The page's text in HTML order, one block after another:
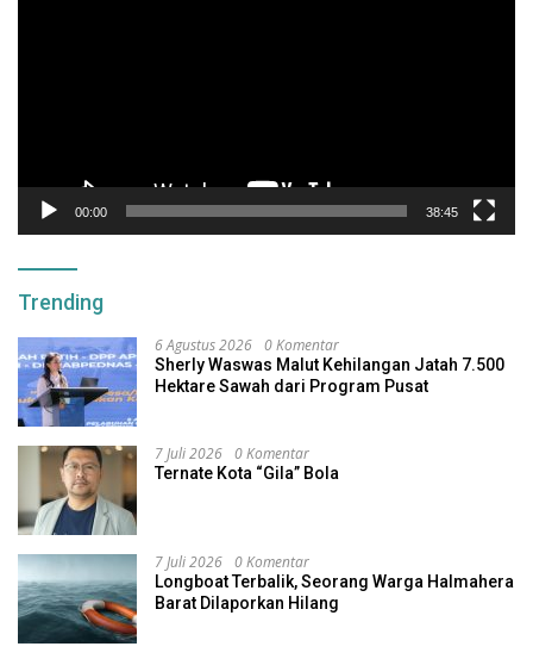
00:00 38:45
Trending
6 Agustus 2026 0 Komentar
Sherly Waswas Malut Kehilangan Jatah 7.500
Hektare Sawah dari Program Pusat
7 Juli 2026 0 Komentar
Ternate Kota “Gila” Bola
7 Juli 2026 0 Komentar
Longboat Terbalik, Seorang Warga Halmahera
Barat Dilaporkan Hilang